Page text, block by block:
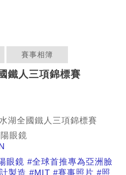
賽事相簿
鐵人三項錦標賽
湖全國鐵人三項錦標賽
眼鏡
眼鏡 #全球首推專為亞洲臉
製造 #MIT #賽事照片 #照